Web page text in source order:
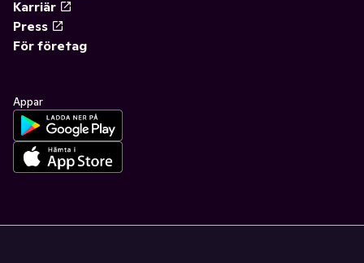
Karriär
Press
För företag
Appar